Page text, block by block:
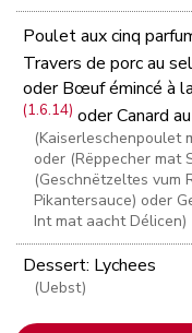
Poulet aux cinq
Travers de porc au
oder Bœuf émincé à
(1.6.14) oder Canard
(Kaiserleschenpoulet
oder (Rëppecher mat
(Geschnëtzeltes vum
Pikantersauce) oder
Int mat aacht Délicen)
Dessert: Lychees
(Uebst)